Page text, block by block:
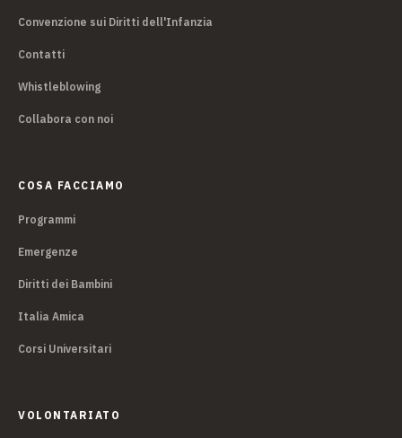
Convenzione sui Diritti dell'Infanzia
Contatti
Whistleblowing
Collabora con noi
COSA FACCIAMO
Programmi
Emergenze
Diritti dei Bambini
Italia Amica
Corsi Universitari
VOLONTARIATO